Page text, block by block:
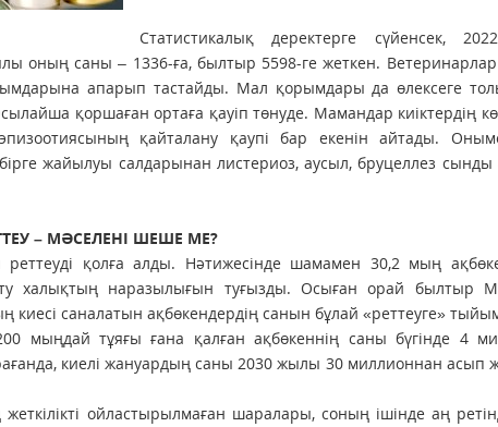
Статистикалық деректерге сүйенсек,
оның саны – 1336-ға, былтыр 5598-ге жеткен.
апарып тас­тайды. Мал қорымдары да өлексеге
қоршаған ортаға қауіп төнуде. Ма­мандар киіктердің
қайталану қаупі бар екенін айтады.
жайылуы салдарынан листериоз, аусыл, бруцеллез сынды
– МӘСЕЛЕНІ ШЕШЕ МЕ?
қолға алды. Нәтижесінде шамамен 30,2 мың
ха­лықтың наразылығын туғызды. Осыған орай былтыр
саналатын ақбөкендердің санын бұлай «реттеуге»
мыңдай тұяғы ғана қалған ақбөкеннің саны бүгінде 4
киелі жа­нуардың саны 2030 жылы 30 миллионнан асып
ойластырылмаған шаралары, соның ішінде аң